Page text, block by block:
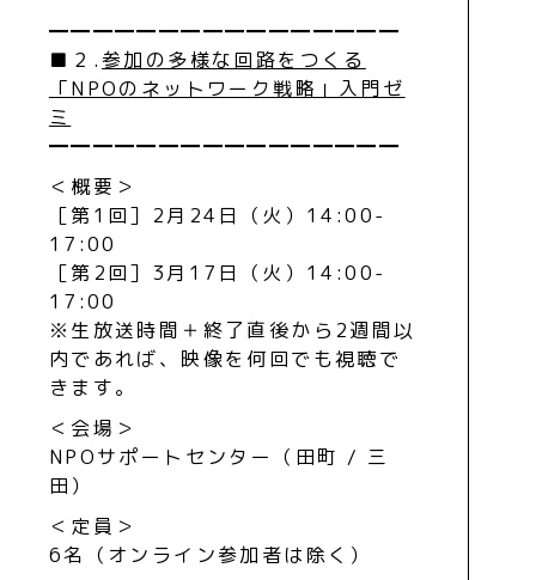
━━━━━━━━━━━━━━━━
■２. 参加の多様な回路をつくる
「NPOのネットワーク戦略」入門ゼ
ミ
━━━━━━━━━━━━━━━━
＜概要＞
［第1回］2月24日（火）14:00-
17:00
［第2回］3月17日（火）14:00-
17:00
※生放送時間＋終了直後から2週間以
内であれば、映像を何回でも視聴で
きます。
＜会場＞
NPOサポートセンター（田町 / 三
田）
＜定員＞
6名（オンライン参加者は除く）